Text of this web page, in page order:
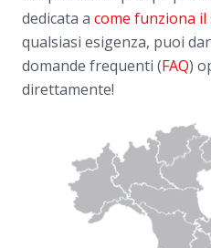
dedicata a come funziona il
qualsiasi esigenza, puoi
domande frequenti (FAQ)
direttamente!